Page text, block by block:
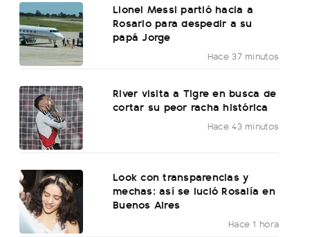
Lionel Messi partió hacia a
Rosario para despedir a su
papá Jorge
Hace 37 minutos
River visita a Tigre en busca de
cortar su peor racha histórica
Hace 43 minutos
Look con transparencias y
mechas: así se lució Rosalía en
Buenos Aires
Hace 1 hora